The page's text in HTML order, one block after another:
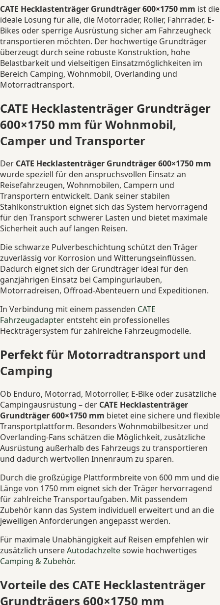
CATE Hecklastenträger Grundträger 600×1750 mm ist die
ideale Lösung für alle, die Motorräder, Roller, Fahrräder, E-
Bikes oder sperrige Ausrüstung sicher am Fahrzeugheck
transportieren möchten. Der hochwertige Grundträger
überzeugt durch seine robuste Konstruktion, hohe
Belastbarkeit und vielseitigen Einsatzmöglichkeiten im
Bereich Camping, Wohnmobil, Overlanding und
Motorradtransport.
CATE Hecklastenträger Grundträger
600×1750 mm für Wohnmobil,
Camper und Transporter
Der CATE Hecklastenträger Grundträger 600×1750 mm
wurde speziell für den anspruchsvollen Einsatz an
Reisefahrzeugen, Wohnmobilen, Campern und
Transportern entwickelt. Dank seiner stabilen
Stahlkonstruktion eignet sich das System hervorragend
für den Transport schwerer Lasten und bietet maximale
Sicherheit auch auf langen Reisen.
Die schwarze Pulverbeschichtung schützt den Träger
zuverlässig vor Korrosion und Witterungseinflüssen.
Dadurch eignet sich der Grundträger ideal für den
ganzjährigen Einsatz bei Campingurlauben,
Motorradreisen, Offroad-Abenteuern und Expeditionen.
In Verbindung mit einem passenden CATE
Fahrzeugadapter entsteht ein professionelles
Heckträgersystem für zahlreiche Fahrzeugmodelle.
Perfekt für Motorradtransport und
Camping
Ob Enduro, Motorrad, Motorroller, E-Bike oder zusätzliche
Campingausrüstung – der CATE Hecklastenträger
Grundträger 600×1750 mm bietet eine sichere und flexible
Transportplattform. Besonders Wohnmobilbesitzer und
Overlanding-Fans schätzen die Möglichkeit, zusätzliche
Ausrüstung außerhalb des Fahrzeugs zu transportieren
und dadurch wertvollen Innenraum zu sparen.
Durch die großzügige Plattformbreite von 600 mm und die
Länge von 1750 mm eignet sich der Träger hervorragend
für zahlreiche Transportaufgaben. Mit passendem
Zubehör kann das System individuell erweitert und an die
jeweiligen Anforderungen angepasst werden.
Für maximale Unabhängigkeit auf Reisen empfehlen wir
zusätzlich unsereAutodachzeltesowie hochwertiges
Camping & Zubehör.
Vorteile des CATE Hecklastenträger
Grundträgers 600×1750 mm